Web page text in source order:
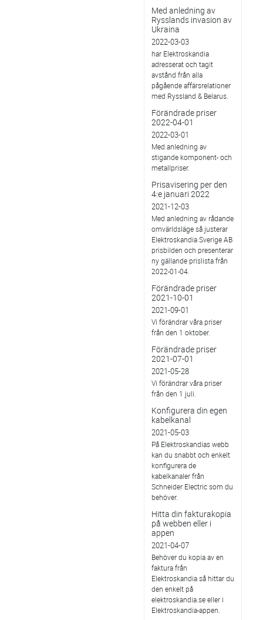
Med anledning av
Rysslands invasion av
Ukraina
2022-03-03
har Elektroskandia
adresserat och tagit
avstånd från alla
pågående affärsrelationer
med Ryssland & Belarus.
Förändrade priser
2022-04-01
2022-03-01
Med anledning av
stigande komponent- och
metallpriser.
Prisavisering per den
4:e januari 2022
2021-12-03
Med anledning av rådande
omvärldsläge så justerar
Elektroskandia Sverige AB
prisbilden och presenterar
ny gällande prislista från
2022-01-04.
Förändrade priser
2021-10-01
2021-09-01
Vi förändrar våra priser
från den 1 oktober.
Förändrade priser
2021-07-01
2021-05-28
Vi förändrar våra priser
från den 1 juli.
Konfigurera din egen
kabelkanal
2021-05-03
På Elektroskandias webb
kan du snabbt och enkelt
konfigurera de
kabelkanaler från
Schneider Electric som du
behöver.
Hitta din fakturakopia
på webben eller i
appen
2021-04-07
Behöver du kopia av en
faktura från
Elektroskandia så hittar du
den enkelt på
elektroskandia.se eller i
Elektro­skandia-appen.